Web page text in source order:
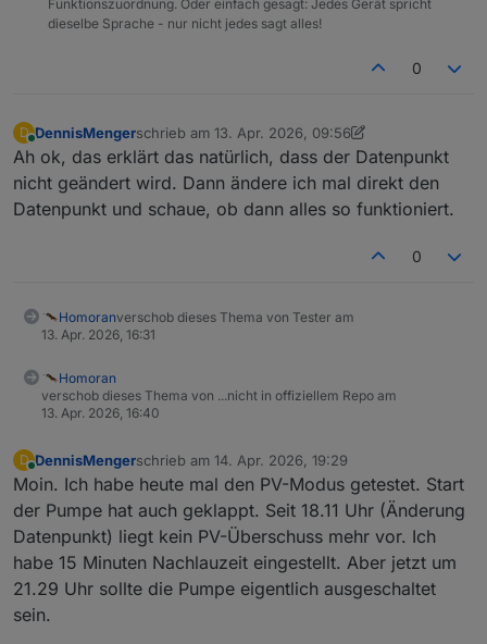
Funktionszuordnung. Oder einfach gesagt: Jedes Gerät spricht
dieselbe Sprache - nur nicht jedes sagt alles!
0
D
Online
DennisMengerschrieb am 13. Apr. 2026, 09:56
zuletzt editiert von DennisMenger
Ah ok, das erklärt das natürlich, dass der Datenpunkt
nicht geändert wird. Dann ändere ich mal direkt den
Datenpunkt und schaue, ob dann alles so funktioniert.
0
Homoranverschob dieses Thema von Tester am
13. Apr. 2026, 16:31
Homoran
verschob dieses Thema von ...nicht in offiziellem Repo am
13. Apr. 2026, 16:40
D
Online
DennisMengerschrieb am 14. Apr. 2026, 19:29
zuletzt editiert von
Moin. Ich habe heute mal den PV-Modus getestet. Start
der Pumpe hat auch geklappt. Seit 18.11 Uhr (Änderung
Datenpunkt) liegt kein PV-Überschuss mehr vor. Ich
habe 15 Minuten Nachlauzeit eingestellt. Aber jetzt um
21.29 Uhr sollte die Pumpe eigentlich ausgeschaltet
sein.